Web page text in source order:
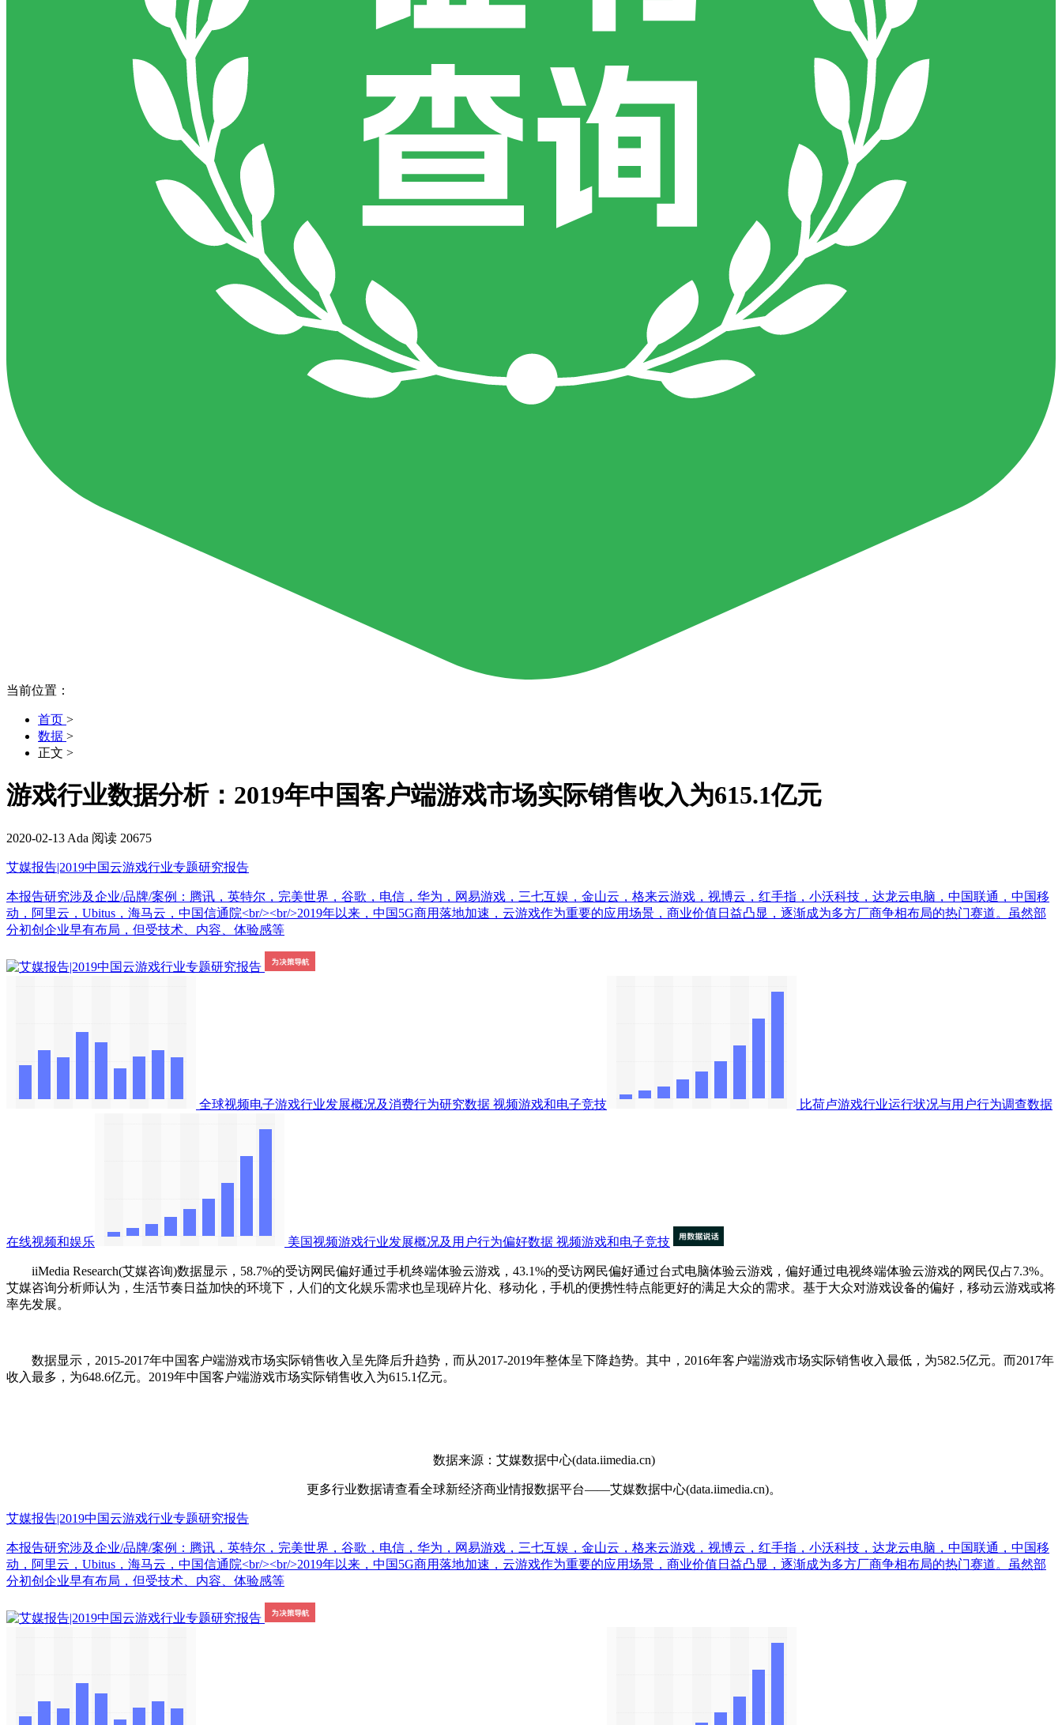
当前位置：
首页 >
数据 >
正文 >
游戏行业数据分析：2019年中国客户端游戏市场实际销售收入为615.1亿元
2020-02-13 Ada 阅读 20675
艾媒报告|2019中国云游戏行业专题研究报告
本报告研究涉及企业/品牌/案例：腾讯，英特尔，完美世界，谷歌，电信，华为，网易游戏，三七互娱，金山云，格来云游戏，视博云，红手指，小沃科技，达龙云电脑，中国联通，中国移
动，阿里云，Ubitus，海马云，中国信通院<br/><br/>2019年以来，中国5G商用落地加速，云游戏作为重要的应用场景，商业价值日益凸显，逐渐成为多方厂商争相布局的热门赛道。虽然部
分初创企业早有布局，但受技术、内容、体验感等
全球视频电子游戏行业发展概况及消费行为研究数据 视频游戏和电子竞技 比荷卢游戏行业运行状况与用户行为调查数据
在线视频和娱乐 美国视频游戏行业发展概况及用户行为偏好数据 视频游戏和电子竞技
iiMedia Research(艾媒咨询)数据显示，58.7%的受访网民偏好通过手机终端体验云游戏，43.1%的受访网民偏好通过台式电脑体验云游戏，偏好通过电视终端体验云游戏的网民仅占7.3%。
艾媒咨询分析师认为，生活节奏日益加快的环境下，人们的文化娱乐需求也呈现碎片化、移动化，手机的便携性特点能更好的满足大众的需求。基于大众对游戏设备的偏好，移动云游戏或将
率先发展。
数据显示，2015-2017年中国客户端游戏市场实际销售收入呈先降后升趋势，而从2017-2019年整体呈下降趋势。其中，2016年客户端游戏市场实际销售收入最低，为582.5亿元。而2017年
收入最多，为648.6亿元。2019年中国客户端游戏市场实际销售收入为615.1亿元。
数据来源：艾媒数据中心(data.iimedia.cn)
更多行业数据请查看全球新经济商业情报数据平台——艾媒数据中心(data.iimedia.cn)。
艾媒报告|2019中国云游戏行业专题研究报告
本报告研究涉及企业/品牌/案例：腾讯，英特尔，完美世界，谷歌，电信，华为，网易游戏，三七互娱，金山云，格来云游戏，视博云，红手指，小沃科技，达龙云电脑，中国联通，中国移
动，阿里云，Ubitus，海马云，中国信通院<br/><br/>2019年以来，中国5G商用落地加速，云游戏作为重要的应用场景，商业价值日益凸显，逐渐成为多方厂商争相布局的热门赛道。虽然部
分初创企业早有布局，但受技术、内容、体验感等